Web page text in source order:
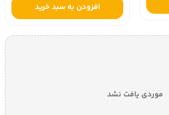
افزودن به سبد خرید
موردی یافت نشد